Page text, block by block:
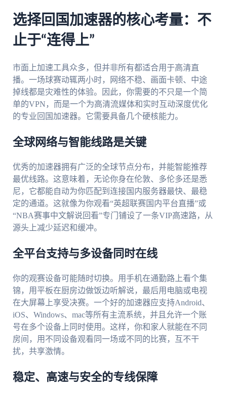
选择回国加速器的核心考量：不
止于“连得上”
市面上加速工具众多，但并非所有都适合用于高清直
播。一场球赛动辄两小时，网络不稳、画面卡顿、中途
掉线都是灾难性的体验。因此，你需要的不只是一个简
单的VPN，而是一个为高清流媒体和实时互动深度优化
的专业回国加速器。它需要具备几个硬核能力。
全球网络与智能线路是关键
优秀的加速器拥有广泛的全球节点分布，并能智能推荐
最优线路。这意味着，无论你身在伦敦、多伦多还是悉
尼，它都能自动为你匹配到连接国内服务器最快、最稳
定的通道。这就像为你观看“英超联赛国内平台直播”或
“NBA赛事中文解说回看”专门铺设了一条VIP高速路，从
源头上减少延迟和缓冲。
全平台支持与多设备同时在线
你的观赛设备可能随时切换。用手机在通勤路上看个集
锦，用平板在厨房边做饭边听解说，最后用电脑或电视
在大屏幕上享受决赛。一个好的加速器应支持Android、
iOS、Windows、mac等所有主流系统，并且允许一个账
号在多个设备上同时使用。这样，你和家人就能在不同
房间，用不同设备观看同一场或不同的比赛，互不干
扰，共享激情。
稳定、高速与安全的专线保障